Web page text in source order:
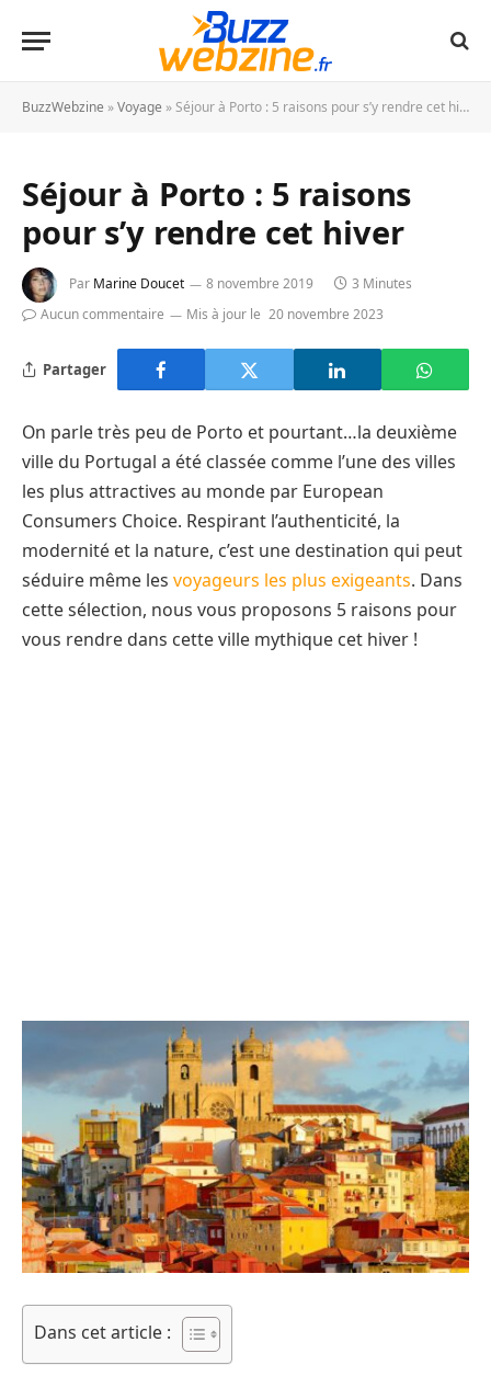
BuzzWebzine »Voyage »Séjour à Porto : 5 raisons pour s’y rendre cet hiver
Séjour à Porto : 5 raisons
pour s’y rendre cet hiver
Par Marine Doucet 8 novembre 2019
3 Minutes
Aucun commentaire
Mis à jour le 20 novembre 2023
Partager
On parle très peu de Porto et pourtant…la deuxième
ville du Portugal a été classée comme l’une des villes
les plus attractives au monde par European
Consumers Choice. Respirant l’authenticité, la
modernité et la nature, c’est une destination qui peut
séduire même les voyageurs les plus exigeants. Dans
cette sélection, nous vous proposons 5 raisons pour
vous rendre dans cette ville mythique cet hiver !
Dans cet article :